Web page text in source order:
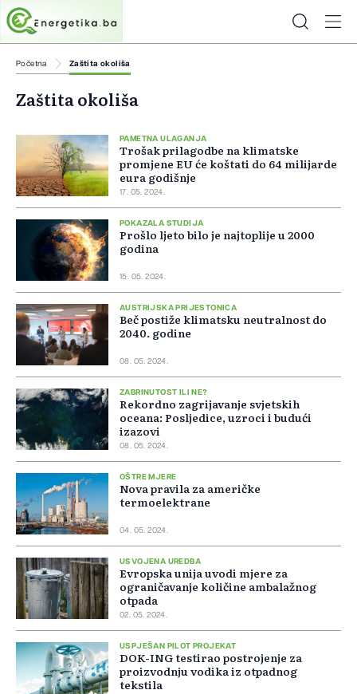
Početna Zaštita okoliša
Zaštita okoliša
PAMETNA ULAGANJA
Trošak prilagodbe na klimatske
promjene EU će koštati do 64 milijarde
eura godišnje
17. 05. 2024.
POKAZALA STUDIJA
Prošlo ljeto bilo je najtoplije u 2000
godina
15. 05. 2024.
AUSTRIJSKA PRIJESTONICA
Beč postiže klimatsku neutralnost do
2040. godine
08. 05. 2024.
ZABRINUTOST ILI NE?
Rekordno zagrijavanje svjetskih
oceana: Posljedice, uzroci i budući
izazovi
08. 05. 2024.
OŠTRE MJERE
Nova pravila za američke
termoelektrane
04. 05. 2024.
USVOJENA UREDBA
Evropska unija uvodi mjere za
ograničavanje količine ambalažnog
otpada
02. 05. 2024.
USPJEŠAN PILOT PROJEKAT
DOK-ING testirao postrojenje za
proizvodnju vodika iz otpadnog
tekstila